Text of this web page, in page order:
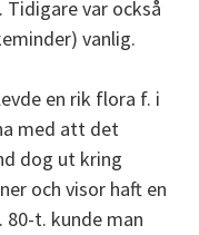
var också
vanlig.
en rik flora f. i
med att det
dog ut kring
och visor haft en
80-t. kunde man